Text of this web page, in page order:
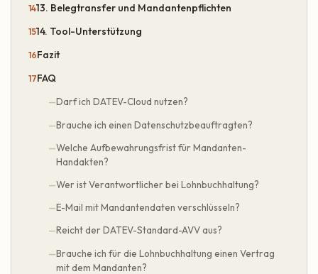
13. Belegtransfer und Mandantenpflichten
14. Tool-Unterstützung
Fazit
FAQ
Darf ich DATEV-Cloud nutzen?
Brauche ich einen Datenschutzbeauftragten?
Welche Aufbewahrungsfrist für Mandanten-
Handakten?
Wer ist Verantwortlicher bei Lohnbuchhaltung?
E-Mail mit Mandantendaten verschlüsseln?
Reicht der DATEV-Standard-AVV aus?
Brauche ich für die Lohnbuchhaltung einen Vertrag
mit dem Mandanten?